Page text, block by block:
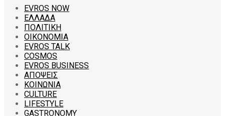
EVROS NOW
ΕΛΛΑΔΑ
ΠΟΛΙΤΙΚΗ
ΟΙΚΟΝΟΜΙΑ
EVROS TALK
COSMOS
EVROS BUSINESS
ΑΠΟΨΕΙΣ
ΚΟΙΝΩΝΙΑ
CULTURE
LIFESTYLE
GASTRONOMY